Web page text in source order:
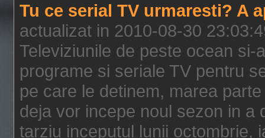
Tu ce serial TV urmaresti? A
actualizat in 2010-08-30
Televiziunile de peste ocean si-
programe si seriale TV pentru
pe care le detinem, marea
deja vor incepe noul sezon in a
tarziu inceputul lunii octombrie,